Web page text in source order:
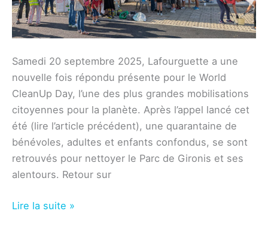
Samedi 20 septembre 2025, Lafourguette a une
nouvelle fois répondu présente pour le World
CleanUp Day, l’une des plus grandes mobilisations
citoyennes pour la planète. Après l’appel lancé cet
été (lire l’article précédent), une quarantaine de
bénévoles, adultes et enfants confondus, se sont
retrouvés pour nettoyer le Parc de Gironis et ses
alentours. Retour sur
World
Lire la suite »